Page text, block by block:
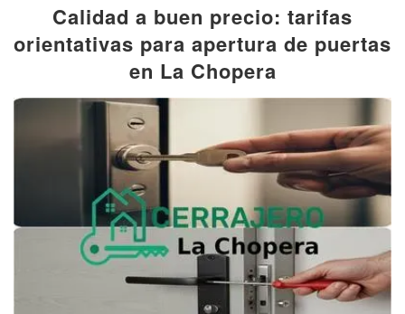
Calidad a buen precio: tarifas
orientativas para apertura de puertas
en La Chopera